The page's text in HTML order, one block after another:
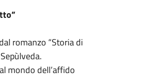
romanzo “Storia di
mondo dell’affido